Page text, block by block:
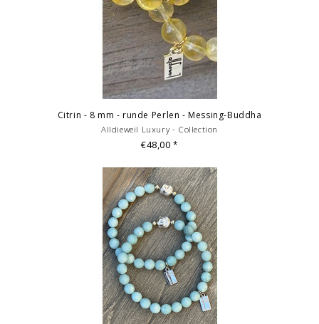
Citrin - 8 mm - runde Perlen - Messing-Buddha
Alldieweil Luxury - Collection
€48,00*